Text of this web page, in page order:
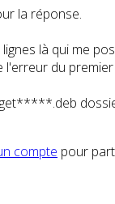
la réponse.
là qui me
l'erreur du
compte pour